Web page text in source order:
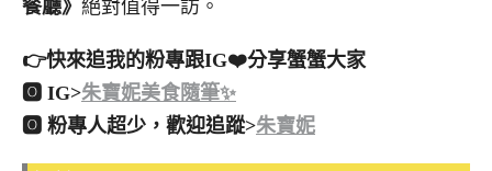
餐廳》 絕對值得一訪。
👉快來追我的粉專跟IG❤️分享蟹蟹大家
🅾 IG>朱寶妮美食隨筆✨
🅾 粉專人超少，歡迎追蹤>朱寶妮